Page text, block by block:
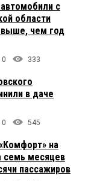
с
области
выше, чем год
0 333
в даче
0 545
на
семь месяцев
пассажиров